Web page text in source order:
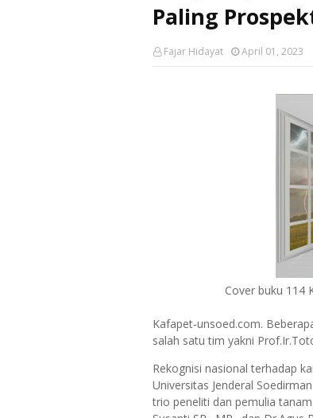
Paling
Fajar Hidayat April 01, 2023
Cover buku 114
Kafapet-unsoed.com.
salah satu tim yakni
Rekognisi nasional terhadap
Universitas Jenderal
trio peneliti dan pemulia